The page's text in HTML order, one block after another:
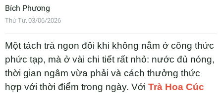
Bích Phương
Thứ Tư, 03/06/2026
Một tách trà ngon đôi khi không nằm ở công thức
phức tạp, mà ở vài chi tiết rất nhỏ: nước đủ nóng,
thời gian ngâm vừa phải và cách thưởng thức
hợp với thời điểm trong ngày. Với Trà Hoa Cúc